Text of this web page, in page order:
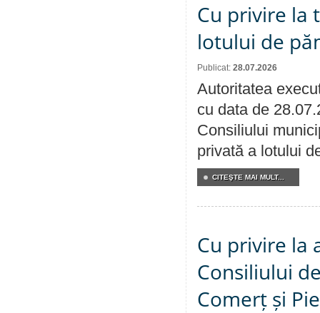
Cu privire la
lotului de
Publicat: 28.07.2026
Autoritatea
cu data de
Consiliului
privată a lotului
CITEŞTE MAI MULT...
Cu privire la
Consiliului
Comerț și